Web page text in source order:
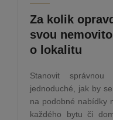
Za kolik
svou
o lokalitu
Stanovit
jednoduché, jak by
na podobné nabídky
každého bytu či